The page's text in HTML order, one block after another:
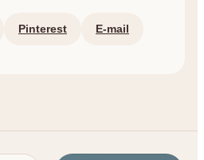
Pinterest E-mail